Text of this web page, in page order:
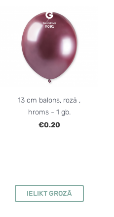
13 cm balons, rozā ,
hroms - 1 gb.
€0.20
IELIKT GROZĀ